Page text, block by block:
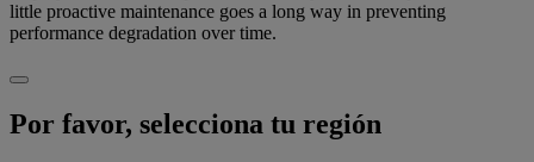
little proactive maintenance goes a long way in preventing
performance degradation over time.
Por favor, selecciona tu región